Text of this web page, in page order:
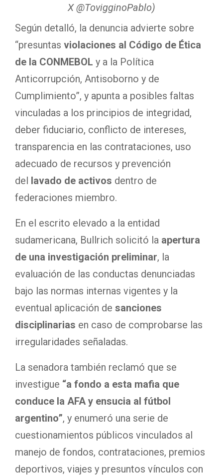
X @TovigginoPablo)
Según detalló, la denuncia advierte sobre
“presuntas violaciones al Código de Ética
de la CONMEBOL y a la Política
Anticorrupción, Antisoborno y de
Cumplimiento”, y apunta a posibles faltas
vinculadas a los principios de integridad,
deber fiduciario, conflicto de intereses,
transparencia en las contrataciones, uso
adecuado de recursos y prevención
del lavado de activos dentro de
federaciones miembro.
En el escrito elevado a la entidad
sudamericana, Bullrich solicitó la apertura
de una investigación preliminar, la
evaluación de las conductas denunciadas
bajo las normas internas vigentes y la
eventual aplicación de sanciones
disciplinarias en caso de comprobarse las
irregularidades señaladas.
La senadora también reclamó que se
investigue “a fondo a esta mafia que
conduce la AFA y ensucia al fútbol
argentino”, y enumeró una serie de
cuestionamientos públicos vinculados al
manejo de fondos, contrataciones, premios
deportivos, viajes y presuntos vínculos con